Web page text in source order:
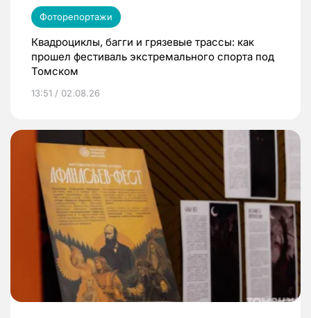
Фоторепортажи
Квадроциклы, багги и грязевые трассы: как
прошел фестиваль экстремального спорта под
Томском
13:51 / 02.08.26